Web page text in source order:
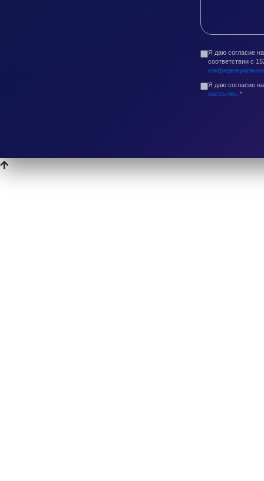
Я даю согласие
соответствии с
Я даю согласие
рассылку. *